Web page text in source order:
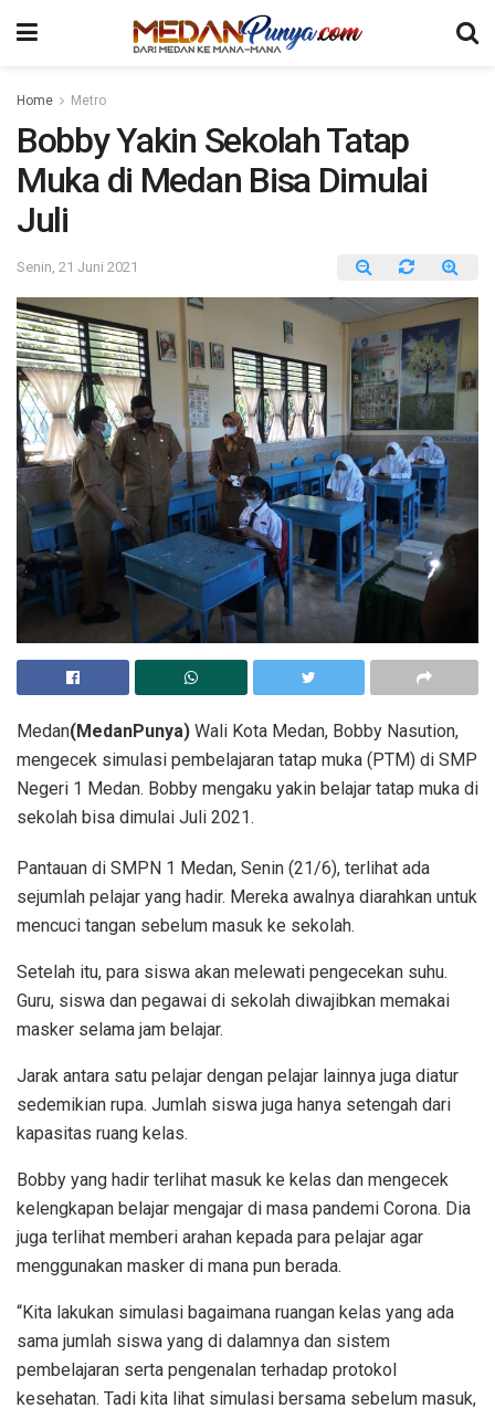
Home Metro
Bobby Yakin Sekolah Tatap
Muka di Medan Bisa Dimulai
Juli
Senin, 21 Juni 2021
Medan(MedanPunya) Wali Kota Medan, Bobby Nasution,
mengecek simulasi pembelajaran tatap muka (PTM) di SMP
Negeri 1 Medan. Bobby mengaku yakin belajar tatap muka di
sekolah bisa dimulai Juli 2021.
Pantauan di SMPN 1 Medan, Senin (21/6), terlihat ada
sejumlah pelajar yang hadir. Mereka awalnya diarahkan untuk
mencuci tangan sebelum masuk ke sekolah.
Setelah itu, para siswa akan melewati pengecekan suhu.
Guru, siswa dan pegawai di sekolah diwajibkan memakai
masker selama jam belajar.
Jarak antara satu pelajar dengan pelajar lainnya juga diatur
sedemikian rupa. Jumlah siswa juga hanya setengah dari
kapasitas ruang kelas.
Bobby yang hadir terlihat masuk ke kelas dan mengecek
kelengkapan belajar mengajar di masa pandemi Corona. Dia
juga terlihat memberi arahan kepada para pelajar agar
menggunakan masker di mana pun berada.
“Kita lakukan simulasi bagaimana ruangan kelas yang ada
sama jumlah siswa yang di dalamnya dan sistem
pembelajaran serta pengenalan terhadap protokol
kesehatan. Tadi kita lihat simulasi bersama sebelum masuk,